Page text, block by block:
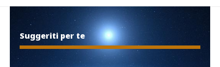
Suggeriti per te